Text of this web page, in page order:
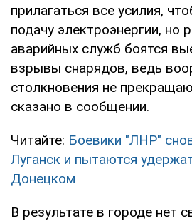
прилагаться все усилия,
подачу электроэнергии, но
аварийных служб боятся
взрывы снарядов, ведь
столкновения не
сказано в сообщении.
Читайте: Боевики "ЛНР"
Луганск и пытаются
Донецком
В результате в городе нет